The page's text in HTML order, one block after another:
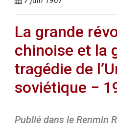
La grande
chinoise et la
tragédie de
soviétique −
Publié dans le Renmin